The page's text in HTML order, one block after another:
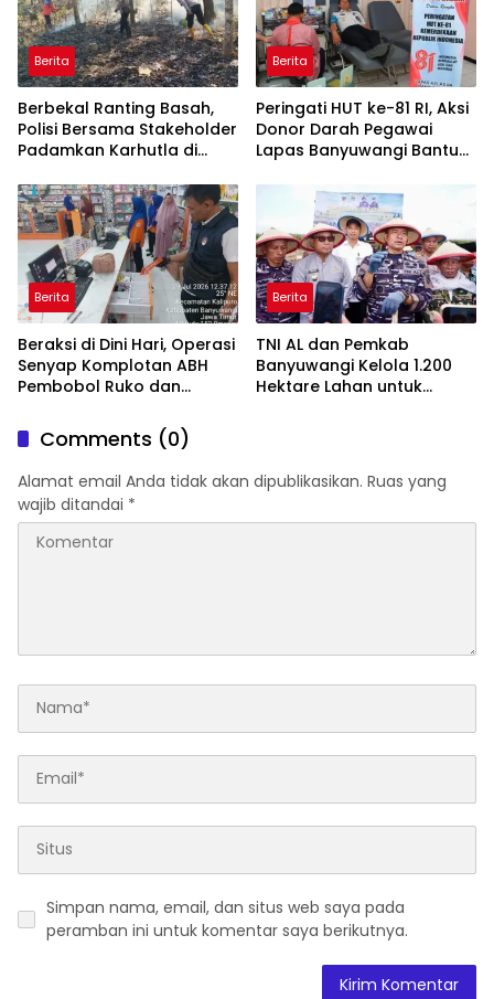
Berita
Berbekal Ranting Basah,
Polisi Bersama Stakeholder
Padamkan Karhutla di
Trenggalek
Berita
Peringati HUT ke-81 RI, Aksi
Donor Darah Pegawai
Lapas Banyuwangi Bantu
Berita
Beraksi di Dini Hari, Operasi
Senyap Komplotan ABH
Pembobol Ruko dan
Macan Blambangan
Berita
TNI AL dan Pemkab
Banyuwangi Kelola 1.200
Hektare Lahan untuk
Comments (0)
Alamat email Anda tidak akan dipublikasikan. Ruas yang
wajib ditandai *
Simpan nama, email, dan situs web saya pada
peramban ini untuk komentar saya berikutnya.